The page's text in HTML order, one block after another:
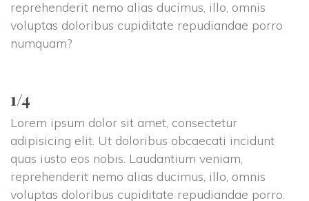
reprehenderit nemo alias ducimus, illo, omnis
voluptas doloribus cupiditate repudiandae porro
numquam?
1/4
Lorem ipsum dolor sit amet, consectetur
adipisicing elit. Ut doloribus obcaecati incidunt
quas iusto eos nobis. Laudantium veniam,
reprehenderit nemo alias ducimus, illo, omnis
voluptas doloribus cupiditate repudiandae porro.